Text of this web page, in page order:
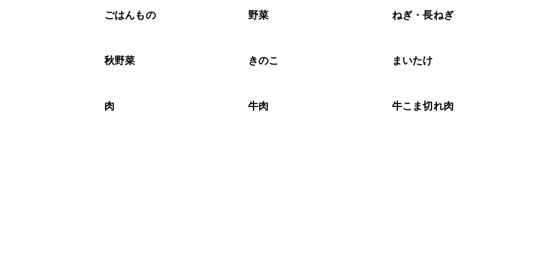
※日持ちは目安です。
ごはんもの 野菜 ねぎ・長ねぎ
秋野菜 きのこ まいたけ
肉 牛肉 牛こま切れ肉